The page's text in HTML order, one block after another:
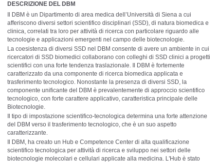
DESCRIZIONE DEL DBM
Il DBM è un Dipartimento di area medica dell’Università di Siena a cui
afferiscono diversi settori scientifico disciplinari (SSD), di natura biomedica e
clinica, correlati tra loro per attività di ricerca con particolare riguardo alle
tecnologie e applicazioni emergenti nel campo delle biotecnologie.
La coesistenza di diversi SSD nel DBM consente di avere un ambiente in cui
ricercatori di SSD biomedici collaborano con colleghi di SSD clinici a progetti
scientifici con una forte tendenza traslazionale. Il DBM è fortemente
caratterizzato da una componente di ricerca biomedica applicata e
trasferimento tecnologico. Nonostante la presenza di diversi SSD, la
componente unificante del DBM è prevalentemente di approccio scientifico
tecnologico, con forte carattere applicativo, caratteristica principale delle
Biotecnologie.
Il tipo di impostazione scientifico-tecnologica determina una forte attenzione
del DBM verso il trasferimento tecnologico, che è un suo aspetto
caratterizzante.
Il DBM, ha creato un Hub e Competence Center di alta qualificazione
scientifico tecnologica per attività di ricerca e sviluppo nei settori delle
biotecnologie molecolari e cellulari applicate alla medicina. L'Hub è stato